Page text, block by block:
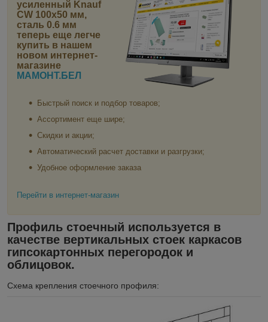
усиленный Knauf
CW 100x50 мм,
сталь 0.6 мм
теперь еще легче
купить в нашем
новом интернет-
магазине
МАМОНТ.БЕЛ
Быстрый поиск и подбор товаров;
Ассортимент еще шире;
Скидки и акции;
Автоматический расчет доставки и разгрузки;
Удобное оформление заказа
Перейти в интернет-магазин
Профиль стоечный используется в
качестве вертикальных стоек каркасов
гипсокартонных перегородок и
облицовок.
Схема крепления стоечного профиля: